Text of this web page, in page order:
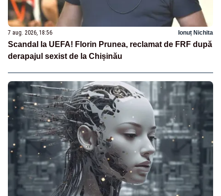
7 aug. 2026, 18:56 Ionuț Nichita
Scandal la UEFA! Florin Prunea, reclamat de FRF după
derapajul sexist de la Chișinău